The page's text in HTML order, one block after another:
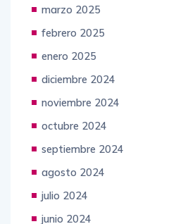
marzo 2025
febrero 2025
enero 2025
diciembre 2024
noviembre 2024
octubre 2024
septiembre 2024
agosto 2024
julio 2024
junio 2024